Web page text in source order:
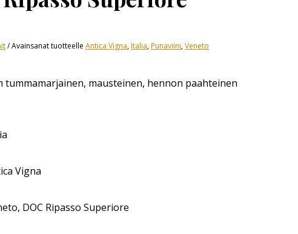
Avainsanat tuotteelle Antica Vigna,Italia,Punaviini,Veneto
tummamarjainen, mausteinen, hennon paahteinen
Vigna
DOC Ripasso Superiore